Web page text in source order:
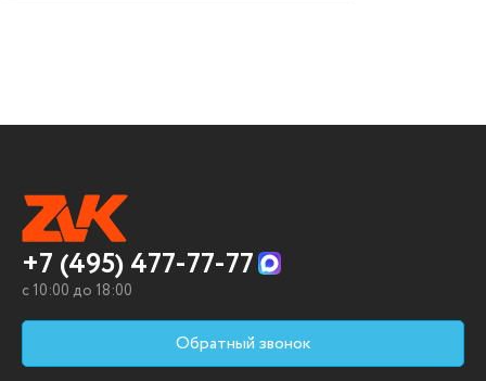
+7 (495) 477-77-77
c 10:00 до 18:00
Обратный звонок